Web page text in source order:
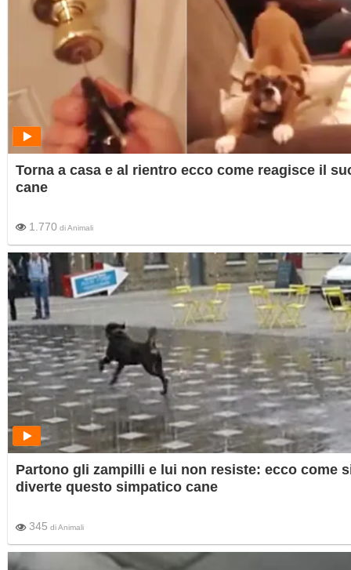
Torna a casa e al rientro ecco come reagisce il
cane
1.770 diAnimali
Partono gli zampilli e lui non resiste: ecco come
diverte questo simpatico cane
345 diAnimali